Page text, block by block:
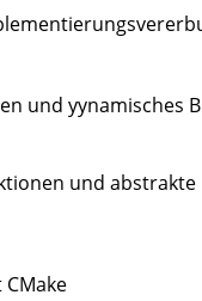
und yynamisches
und abstrakte